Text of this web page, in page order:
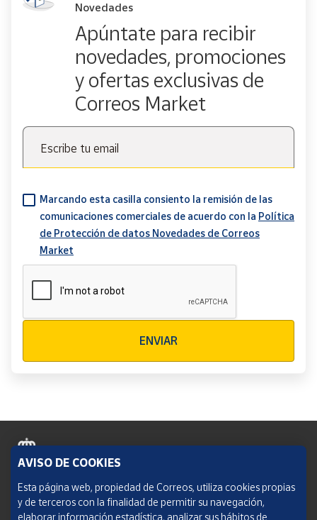
Novedades
Apúntate para recibir
novedades, promociones
y ofertas exclusivas de
Correos Market
Escribe tu email
Marcando esta casilla consiento la remisión de las
comunicaciones comerciales de acuerdo con la Política
de Protección de datos Novedades de Correos
Market
ENVIAR
Política de cookies
Aviso legal
AVISO DE COOKIES
Esta página web, propiedad de Correos, utiliza cookies propias
y de terceros con la finalidad de permitir su navegación,
elaborar información estadística, analizar sus hábitos de